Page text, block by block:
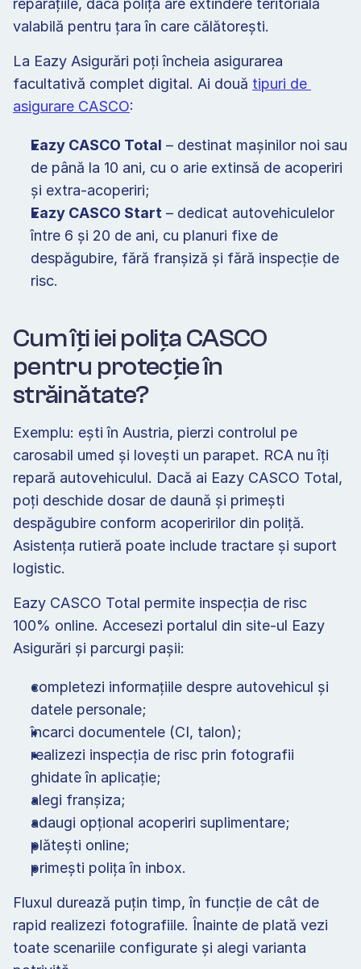
reparațiile, dacă polița are extindere teritorială
valabilă pentru țara în care călătorești.
La Eazy Asigurări poți încheia asigurarea
facultativă complet digital. Ai două tipuri de
asigurare CASCO:
Eazy CASCO Total – destinat mașinilor noi sau
de până la 10 ani, cu o arie extinsă de acoperiri
și extra-acoperiri;
Eazy CASCO Start – dedicat autovehiculelor
între 6 și 20 de ani, cu planuri fixe de
despăgubire, fără franșiză și fără inspecție de
risc.
Cum îți iei polița CASCO
pentru protecție în
străinătate?
Exemplu: ești în Austria, pierzi controlul pe
carosabil umed și lovești un parapet. RCA nu îți
repară autovehiculul. Dacă ai Eazy CASCO Total,
poți deschide dosar de daună și primești
despăgubire conform acoperirilor din poliță.
Asistența rutieră poate include tractare și suport
logistic.
Eazy CASCO Total permite inspecția de risc
100% online. Accesezi portalul din site-ul Eazy
Asigurări și parcurgi pașii:
completezi informațiile despre autovehicul și
datele personale;
încarci documentele (CI, talon);
realizezi inspecția de risc prin fotografii
ghidate în aplicație;
alegi franșiza;
adaugi opțional acoperiri suplimentare;
plătești online;
primești polița în inbox.
Fluxul durează puțin timp, în funcție de cât de
rapid realizezi fotografiile. Înainte de plată vezi
toate scenariile configurate și alegi varianta